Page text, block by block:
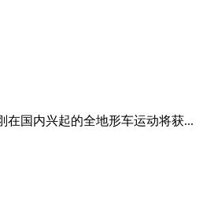
在国内兴起的全地形车运动将获...